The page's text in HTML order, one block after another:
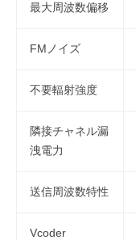
最大周波数偏移
FMノイズ
不要輻射強度
隣接チャネル漏
洩電力
送信周波数特性
Vcoder